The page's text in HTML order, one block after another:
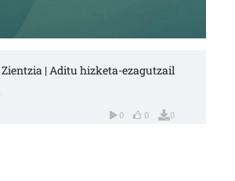
| Aditu hizketa-ezagutzail
0 0 0